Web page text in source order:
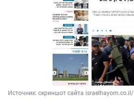
Источник: скриншот сайта israelhayom.co.il/